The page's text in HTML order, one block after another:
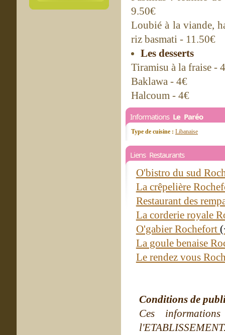
9.50€
Loubié à la viande,
riz basmati - 11.50€
Les desserts
Tiramisu à la fraise -
Baklawa - 4€
Halcoum - 4€
Informations Le Paréo
Type de cuisine : Libanaise
Liens Restaurants
O'bistro du sud
La crêpelière
Restaurant des
La corderie royale
O'gabier Rochefort
La goule benaise
Le rendez vous
Conditions de
Ces